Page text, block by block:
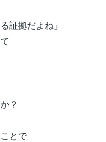
証拠だよね」
？
とで